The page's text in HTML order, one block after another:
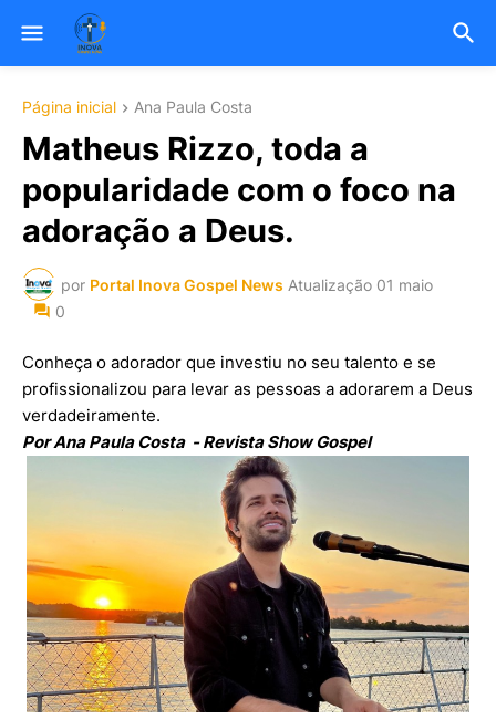
Página inicial Ana Paula Costa
Matheus Rizzo, toda a
popularidade com o foco na
adoração a Deus.
por Portal Inova Gospel News Atualização 01 maio
0
Conheça o adorador que investiu no seu talento e se
profissionalizou para levar as pessoas a adorarem a Deus
verdadeiramente.
Por Ana Paula Costa - Revista Show Gospel